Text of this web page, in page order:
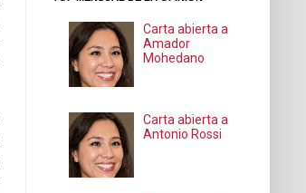
Carta abierta a
Amador
Mohedano
Carta abierta a
Antonio Rossi